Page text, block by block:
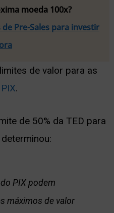
moeda 100x?
Pre-Sales para investir
de valor para as
.
de 50% da TED para
PIX podem
máximos de valor